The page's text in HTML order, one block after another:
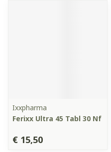
Ixxpharma
Ferixx Ultra 45 Tabl 30 Nf
€ 15,50